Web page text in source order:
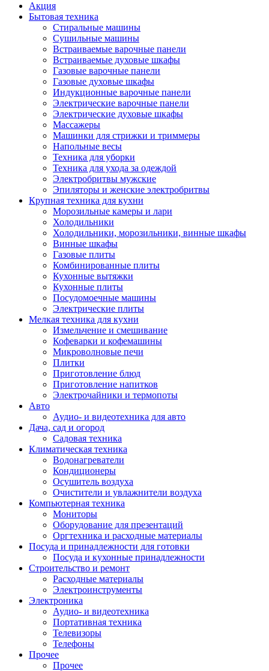
Акция
Бытовая техника
Стиральные машины
Сушильные машины
Встраиваемые варочные панели
Встраиваемые духовые шкафы
Газовые варочные панели
Газовые духовые шкафы
Индукционные варочные панели
Электрические варочные панели
Электрические духовые шкафы
Массажеры
Машинки для стрижки и триммеры
Напольные весы
Техника для уборки
Техника для ухода за одеждой
Электробритвы мужские
Эпиляторы и женские электробритвы
Крупная техника для кухни
Морозильные камеры и лари
Холодильники
Холодильники, морозильники, винные шкафы
Винные шкафы
Газовые плиты
Комбинированные плиты
Кухонные вытяжки
Кухонные плиты
Посудомоечные машины
Электрические плиты
Мелкая техника для кухни
Измельчение и смешивание
Кофеварки и кофемашины
Микроволновые печи
Плитки
Приготовление блюд
Приготовление напитков
Электрочайники и термопоты
Авто
Аудио- и видеотехника для авто
Дача, сад и огород
Садовая техника
Климатическая техника
Водонагреватели
Кондиционеры
Осушитель воздуха
Очистители и увлажнители воздуха
Компьютерная техника
Мониторы
Оборудование для презентаций
Оргтехника и расходные материалы
Посуда и принадлежности для готовки
Посуда и кухонные принадлежности
Строительство и ремонт
Расходные материалы
Электроинструменты
Электроника
Аудио- и видеотехника
Портативная техника
Телевизоры
Телефоны
Прочее
Прочее